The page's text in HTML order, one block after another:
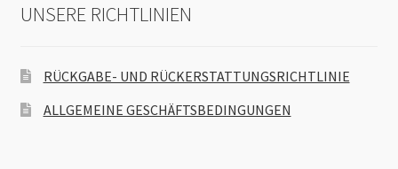
UNSERE RICHTLINIEN
RÜCKGABE- UND RÜCKERSTATTUNGSRICHTLINIE
ALLGEMEINE GESCHÄFTSBEDINGUNGEN